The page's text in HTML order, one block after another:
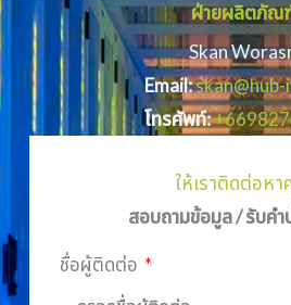
ฝ่ายผลิตภัณ
Skan
Email:
โทรศัพท์:
ให้เราติดต่อห
สอบถามข้อมูล / รับค
ชื่อผู้ติดต่อ